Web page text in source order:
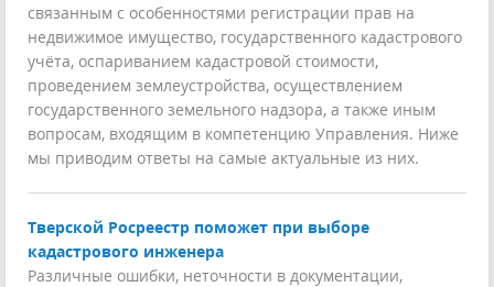
связанным с особенностями регистрации прав на
недвижимое имущество, государственного кадастрового
учёта, оспариванием кадастровой стоимости,
проведением землеустройства, осуществлением
государственного земельного надзора, а также иным
вопросам, входящим в компетенцию Управления. Ниже
мы приводим ответы на самые актуальные из них.
Тверской Росреестр поможет при выборе
кадастрового инженера
Различные ошибки, неточности в документации,